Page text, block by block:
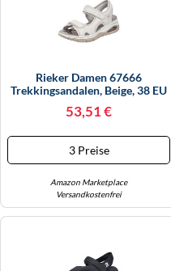
Rieker Damen 67666
Trekkingsandalen, Beige, 38 EU
53,51 €
3 Preise
Amazon Marketplace
Versandkostenfrei